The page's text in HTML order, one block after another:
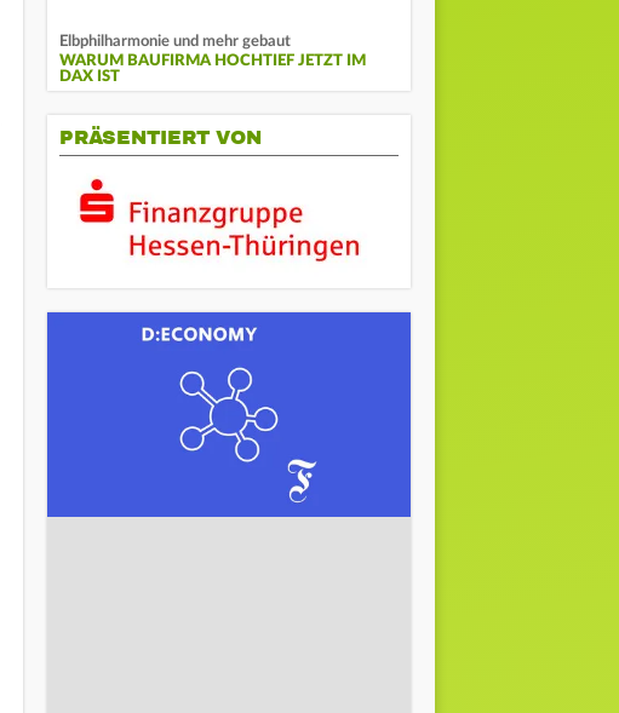
Elbphilharmonie und mehr gebaut
WARUM BAUFIRMA HOCHTIEF JETZT IM
DAX IST
PRÄSENTIERT VON